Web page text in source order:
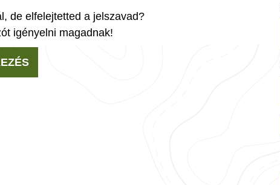
de elfelejtetted a jelszavad?
igényelni magadnak!